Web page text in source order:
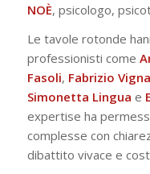
NOÈ, psicologo,
Le tavole rotonde
professionisti come
Fasoli, Fabrizio
Simonetta Lingua e
expertise ha
complesse con
dibattito vivace e